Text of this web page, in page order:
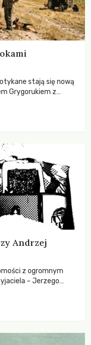
stają się nową
Grygorukiem z
Andrzej
z ogromnym
– Jerzego